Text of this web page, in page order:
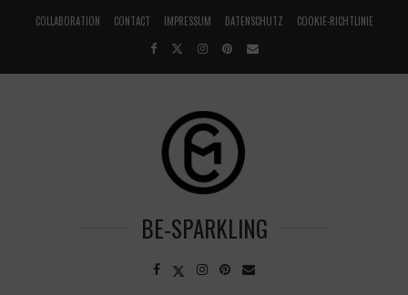
COLLABORATION CONTACT IMPRESSUM DATENSCHUTZ COOKIE-RICHTLINIE
BE-SPARKLING